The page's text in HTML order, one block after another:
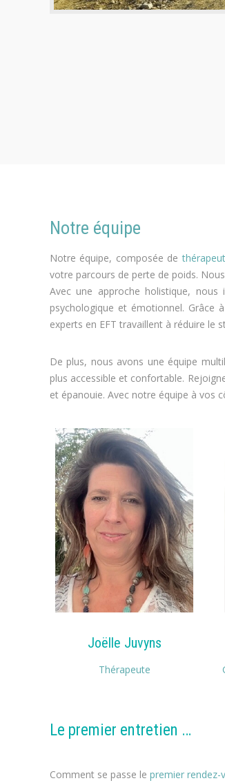
Notre équipe
Notre équipe, composée de
votre parcours de perte de poids.
Avec une approche holistique, nous
psychologique et émotionnel. Grâce
experts en EFT travaillent à réduire le
De plus, nous avons une équipe
plus accessible et confortable.
et épanouie. Avec notre équipe à vos
Joëlle Juvyns
Thérapeute
Le premier entretien …
Comment se passe le premier rendez-